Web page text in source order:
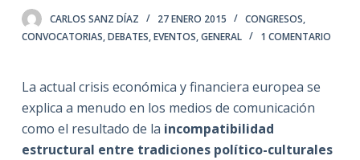
d
o
CARLOS SANZ DÍAZ 27 ENERO 2015 CONGRESOS,
CONVOCATORIAS,DEBATES,EVENTOS,GENERAL 1 COMENTARIO
La actual crisis económica y financiera europea se
explica a menudo en los medios de comunicación
como el resultado de la incompatibilidad
estructural entre tradiciones político-culturales